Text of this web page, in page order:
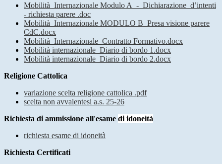
Mobilità_Internazionale Modulo A_-_Dichiarazione_d’intenti
- richiesta parere .doc
Mobilità_Internazionale MODULO B_Presa visione parere
CdC.docx
Mobilità_Internazionale_Contratto Formativo.docx
Mobilità internazionale_Diario di bordo 1.docx
Mobilità internazionale_Diario di bordo 2.docx
Religione Cattolica
variazione scelta religione cattolica .pdf
scelta non avvalentesi a.s. 25-26
Richiesta di ammissione all'esame di idoneità
richiesta esame di idoneità
Richiesta Certificati